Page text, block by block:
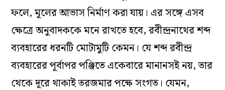
ফলে, মূলের আভাস নির্মাণ করা যায়। এর সঙ্গে এসব
ক্ষেত্রে অনুবাদককে মনে রাখতে হবে, রবীন্দ্রনাথের শব্দ
ব‌্যবহারের ধরনটি মোটামুটি কেমন। যে শব্দ রবীন্দ্র
ব‌্যবহারের পূর্বাপর পঞ্জিতে একেবারে মানানসই নয়, তার
থেকে দূরে থাকাই তরজমার পক্ষে সংগত। যেমন,